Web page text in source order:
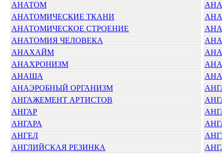
АНАТОМ
АНАТОМИЧЕСКИЕ ТКАНИ
АНАТОМИЧЕСКОЕ СТРОЕНИЕ
АНАТОМИЯ ЧЕЛОВЕКА
АНАХАЙМ
АНАХРОНИЗМ
АНАША
АНАЭРОБНЫЙ ОРГАНИЗМ
АНГАЖЕМЕНТ АРТИСТОВ
АНГАР
АНГАРА
АНГЕЛ
АНГЛИЙСКАЯ РЕЗИНКА